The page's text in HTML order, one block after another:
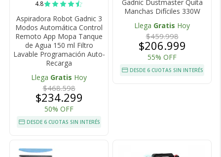
4.8
Aspiradora Robot Gadnic 3
Modos Automática Control
Remoto App Mopa Tanque
de Agua 150 ml Filtro
Lavable Programación Auto-
Recarga
Llega Gratis Hoy
$468.598
$234.299
50% OFF
DESDE 6 CUOTAS SIN INTERÉS
Gadnic Dustmaster Quita
Manchas Difíciles 330W
Llega Gratis Hoy
$459.998
$206.999
55% OFF
DESDE 6 CUOTAS SIN INTERÉS